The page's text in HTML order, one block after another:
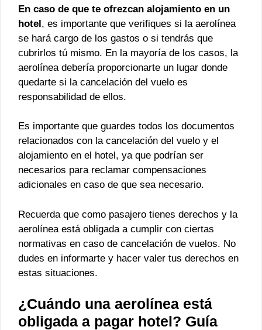
En caso de que te ofrezcan alojamiento en un
hotel, es importante que verifiques si la aerolínea
se hará cargo de los gastos o si tendrás que
cubrirlos tú mismo. En la mayoría de los casos, la
aerolínea debería proporcionarte un lugar donde
quedarte si la cancelación del vuelo es
responsabilidad de ellos.
Es importante que guardes todos los documentos
relacionados con la cancelación del vuelo y el
alojamiento en el hotel, ya que podrían ser
necesarios para reclamar compensaciones
adicionales en caso de que sea necesario.
Recuerda que como pasajero tienes derechos y la
aerolínea está obligada a cumplir con ciertas
normativas en caso de cancelación de vuelos. No
dudes en informarte y hacer valer tus derechos en
estas situaciones.
¿Cuándo una aerolínea está
obligada a pagar hotel? Guía